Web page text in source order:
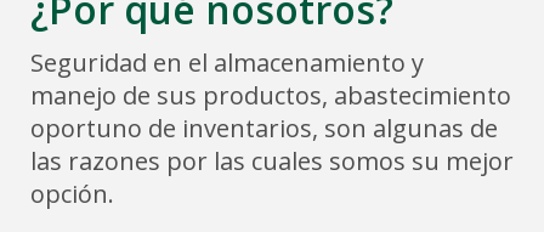
Seguridad en el almacenamiento y
manejo de sus productos, abastecimiento
oportuno de inventarios, son algunas de
las razones por las cuales somos su mejor
opción.